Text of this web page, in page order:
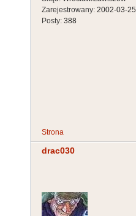
Zarejestrowany: 2002-03-25
Posty: 388
Strona
drac030